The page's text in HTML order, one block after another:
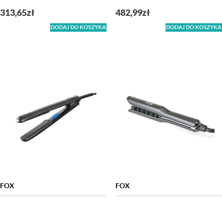
313,65zł
DODAJ DO KOSZYKA
482,99zł
DODAJ DO KOSZYKA
FOX FOX